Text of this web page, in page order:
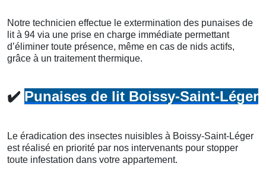
Notre technicien effectue le extermination des punaises de
lit à 94 via une prise en charge immédiate permettant
d’éliminer toute présence, même en cas de nids actifs,
grâce à un traitement thermique.
✔️ Punaises de lit Boissy-Saint-Léger
Le éradication des insectes nuisibles à Boissy-Saint-Léger
est réalisé en priorité par nos intervenants pour stopper
toute infestation dans votre appartement.